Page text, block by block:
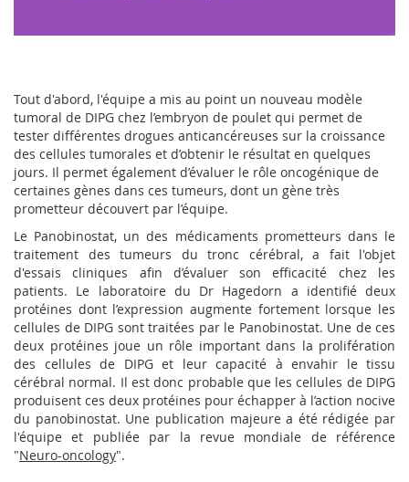
Tout d'abord, l'équipe a mis au point un nouveau modèle
tumoral de DIPG chez l’embryon de poulet qui permet de
tester différentes drogues anticancéreuses sur la croissance
des cellules tumorales et d’obtenir le résultat en quelques
jours. Il permet également d’évaluer le rôle oncogénique de
certaines gènes dans ces tumeurs, dont un gène très
prometteur découvert par l’équipe.
Le Panobinostat, un des médicaments prometteurs dans le
traitement des tumeurs du tronc cérébral, a fait l'objet
d'essais cliniques afin d’évaluer son efficacité chez les
patients. Le laboratoire du Dr Hagedorn a identifié deux
protéines dont l’expression augmente fortement lorsque les
cellules de DIPG sont traitées par le Panobinostat. Une de ces
deux protéines joue un rôle important dans la prolifération
des cellules de DIPG et leur capacité à envahir le tissu
cérébral normal. Il est donc probable que les cellules de DIPG
produisent ces deux protéines pour échapper à l’action nocive
du panobinostat. Une publication majeure a été rédigée par
l'équipe et publiée par la revue mondiale de référence
"Neuro-oncology".